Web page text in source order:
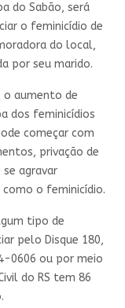
do Sabão, será
o feminicídio de
do local,
por seu marido.
o aumento de
dos feminicídios
começar com
privação de
agravar
como o feminicídio.
tipo de
pelo Disque 180,
0606 ou por meio
do RS tem 86